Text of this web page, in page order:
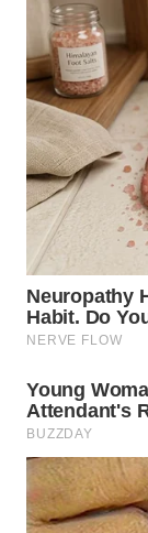
WN
SAMOSIR
WN
PADANG
LAWAS
WN
SUMEDANG
WN
CIANJUR
KEPULAUAN
SERIBU
WN
TANGERANG